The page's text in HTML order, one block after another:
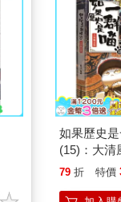
如果歷史
(15)：大清
貓漫畫學歷
79 折 特價